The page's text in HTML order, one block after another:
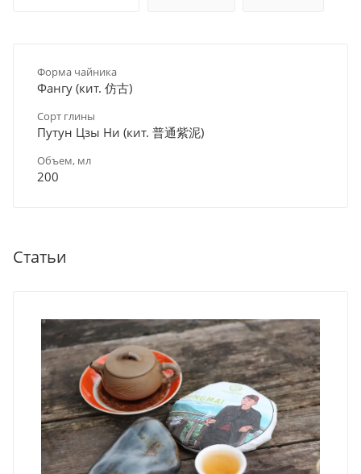
Форма чайника
Фангу (кит. 仿古)
Сорт глины
Путун Цзы Ни (кит. 普通紫泥)
Объем, мл
200
Статьи